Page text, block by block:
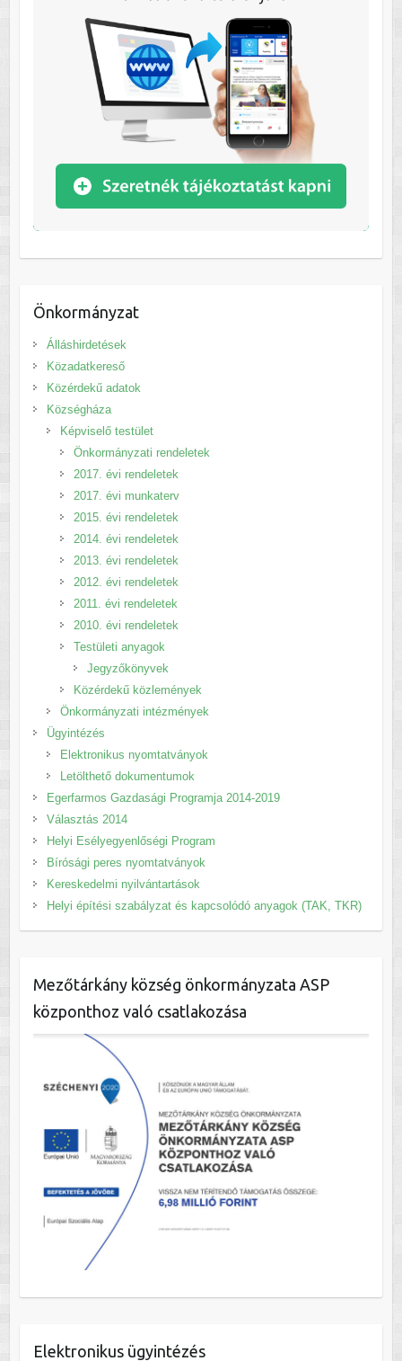
Önkormányzat
Álláshirdetések
Közadatkereső
Közérdekű adatok
Községháza
Képviselő testület
Önkormányzati rendeletek
2017. évi rendeletek
2017. évi munkaterv
2015. évi rendeletek
2014. évi rendeletek
2013. évi rendeletek
2012. évi rendeletek
2011. évi rendeletek
2010. évi rendeletek
Testületi anyagok
Jegyzőkönyvek
Közérdekű közlemények
Önkormányzati intézmények
Ügyintézés
Elektronikus nyomtatványok
Letölthető dokumentumok
Egerfarmos Gazdasági Programja 2014-2019
Választás 2014
Helyi Esélyegyenlőségi Program
Bírósági peres nyomtatványok
Kereskedelmi nyilvántartások
Helyi építési szabályzat és kapcsolódó anyagok (TAK, TKR)
Mezőtárkány község önkormányzata ASP
központhoz való csatlakozása
Elektronikus ügyintézés